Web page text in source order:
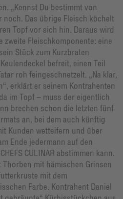
„Kennst Du bestimmt von
noch. Das übrige Fleisch köchelt
Topf vor sich hin. Daraus wird
zweite Fleischkomponente: eine
Stück zum Kurzbraten
befreit, einen Teil
roh feingeschnetzelt. „Na klar,
erklärt er seinem Kontrahenten
im Topf – muss der eigentlich
brechen schon die letzten fünf
an, bei dem auch künftig
Kunden wetteifern und über
Ende jedermann auf den
CULINAR abstimmen kann.
mit hämischen Grinsen
mit dem
Farbe. Kontrahent Daniel